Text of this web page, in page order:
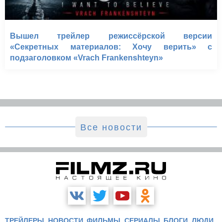
Вышел трейлер режиссёрской версии
«Секретных материалов: Хочу верить» с
подзаголовком «Vrach Frankenshteyn»
Все новости